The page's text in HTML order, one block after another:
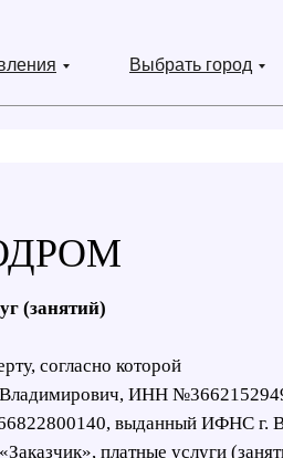
Выбрать город
(занятий)
согласно которой
ИНН
выданный ИФНС г.
платные услуги